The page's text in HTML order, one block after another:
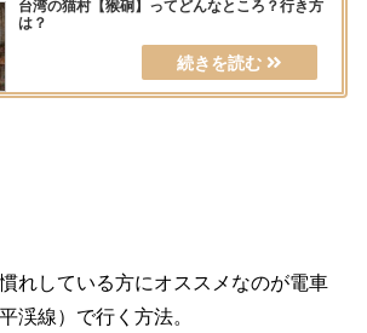
台湾の猫村【猴硐】ってどんなところ？行き方
は？
れしている方にオススメなのが電車
渓線）で行く方法。